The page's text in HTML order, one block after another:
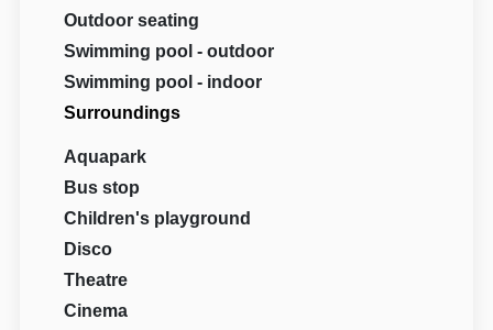
Outdoor seating
Swimming pool - outdoor
Swimming pool - indoor
Surroundings
Aquapark
Bus stop
Children's playground
Disco
Theatre
Cinema